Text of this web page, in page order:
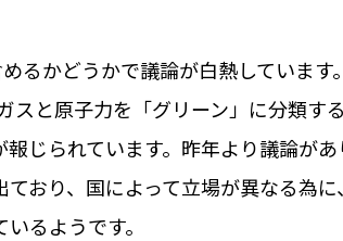
るかどうかで議論が白熱しています
スと原子力を「グリーン」に分類す
じられています。昨年より議論が
おり、国によって立場が異なる為
るようです。